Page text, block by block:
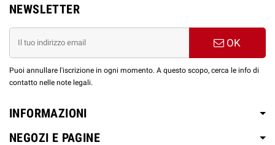
NEWSLETTER
OK
Puoi annullare l'iscrizione in ogni momento. A questo scopo, cerca le info di
contatto nelle note legali.
INFORMAZIONI
NEGOZI E PAGINE